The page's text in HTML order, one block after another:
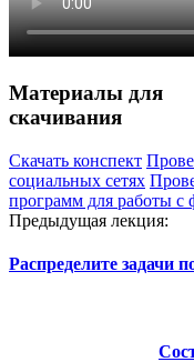
Материалы для
скачивания
Скачать конспект
социальных сетях
программ для работы с
Предыдущая лекция:
Распределите задачи